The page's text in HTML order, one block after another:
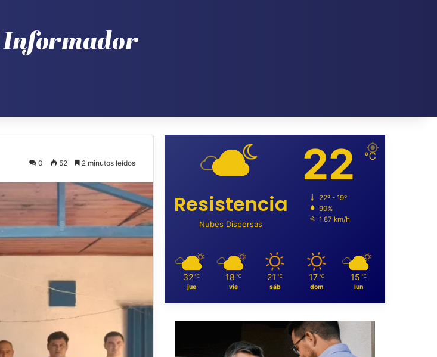
0 52 2 minutos leídos
Resistencia
Nubes Dispersas
22 ℃
22º - 19º
90%
1.87 km/h
32 ℃
jue
18 ℃
vie
21 ℃
sáb
17 ℃
dom
15 ℃
lun